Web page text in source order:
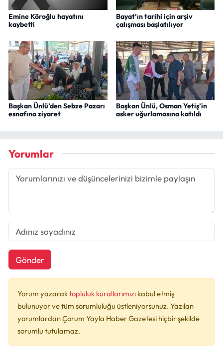
Emine Köroğlu hayatını
kaybetti
Bayat’ın tarihi için arşiv
çalışması başlatılıyor
Başkan Ünlü’den Sebze Pazarı
esnafına ziyaret
Başkan Ünlü, Osman Yetiş’in
asker uğurlamasına katıldı
Yorumlar
Gönder
Yorum yazaraktopluluk kurallarımızı kabul etmiş
bulunuyor ve tüm sorumluluğu üstleniyorsunuz. Yazılan
yorumlardan Çorum Yayla Haber Gazetesi hiçbir şekilde
sorumlu tutulamaz.